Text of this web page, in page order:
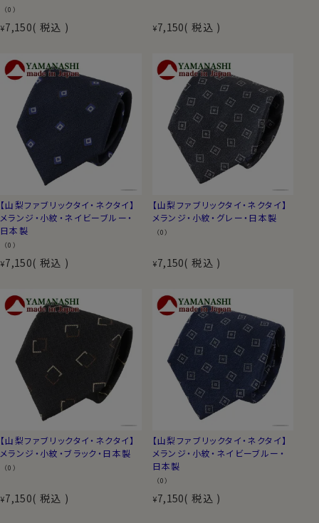
（0）
¥7,150 税込 ¥7,150 税込
【山梨ファブリックタイ・ネクタイ】
メランジ・小紋・ネイビーブルー・
日本製
（0）
¥7,150 税込
【山梨ファブリックタイ・ネクタイ】
メランジ・小紋・グレー・日本製
（0）
¥7,150 税込
【山梨ファブリックタイ・ネクタイ】
メランジ・小紋・ブラック・日本製
（0）
¥7,150 税込
【山梨ファブリックタイ・ネクタイ】
メランジ・小紋・ネイビーブルー・
日本製
（0）
¥7,150 税込